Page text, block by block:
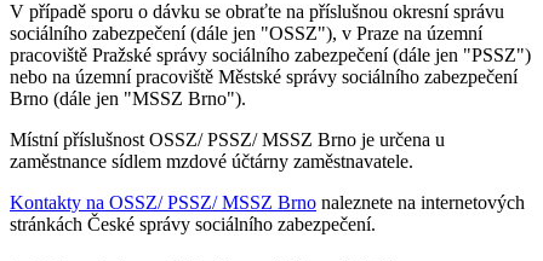
V případě sporu o dávku se obraťte na příslušnou okresní správu
sociálního zabezpečení (dále jen "OSSZ"), v Praze na územní
pracoviště Pražské správy sociálního zabezpečení (dále jen "PSSZ")
nebo na územní pracoviště Městské správy sociálního zabezpečení
Brno (dále jen "MSSZ Brno").
Místní příslušnost OSSZ/ PSSZ/ MSSZ Brno je určena u
zaměstnance sídlem mzdové účtárny zaměstnavatele.
Kontakty na OSSZ/ PSSZ/ MSSZ Brno naleznete na internetových
stránkách České správy sociálního zabezpečení.